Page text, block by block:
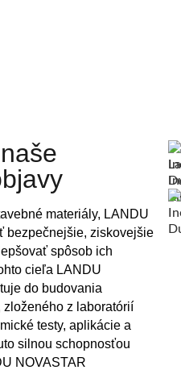
materiály, LANDU
bezpečnejšie, ziskovejšie
spôsob ich
cieľa LANDU
do budovania
z laboratórií
testy, aplikácie a
silnou schopnosťou
NOVASTAR